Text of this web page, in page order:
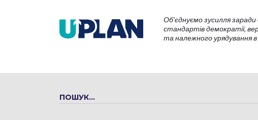
Об’єднуємо зусилля заради
стандартів демократії,
та належного урядування в